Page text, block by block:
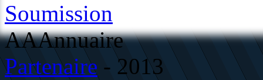
Soumission
AAAnnuaire
Partenaire - 2013